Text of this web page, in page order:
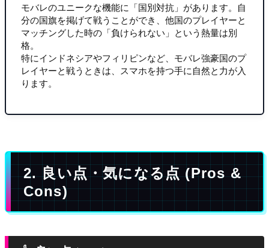
モバレのユニークな機能に「国別対抗」があります。自
分の国旗を掲げて戦うことができ、他国のプレイヤーと
マッチングした時の「負けられない」という熱量は別
格。
特にインドネシアやフィリピンなど、モバレ強豪国のプ
レイヤーと戦うときは、スマホを持つ手に自然と力が入
ります。
2. 良い点・気になる点 (Pros &
Cons)